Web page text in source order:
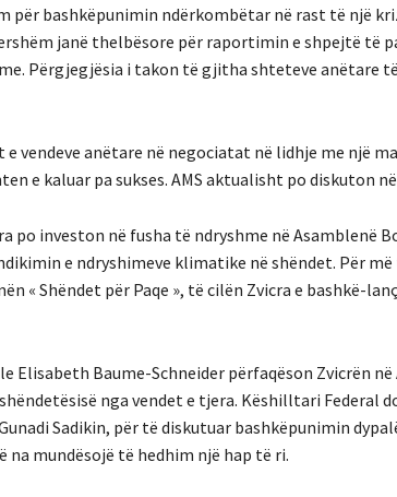
për bashkëpunimin ndërkombëtar në rast të një
janë thelbësore për raportimin e shpejtë të
Përgjegjësia i takon të gjitha shteteve anëtare
vendeve anëtare në negociatat në lidhje me një
e kaluar pa sukses. AMS aktualisht po diskuton
po investon në fusha të ndryshme në
e ndryshimeve klimatike në shëndet. Për
« Shëndet për Paqe », të cilën Zvicra e bashkë-
Elisabeth Baume-Schneider përfaqëson Zvicrën
nga vendet e tjera. Këshilltari Federal
Sadikin, për të diskutuar bashkëpunimin
mundësojë të hedhim një hap të ri.